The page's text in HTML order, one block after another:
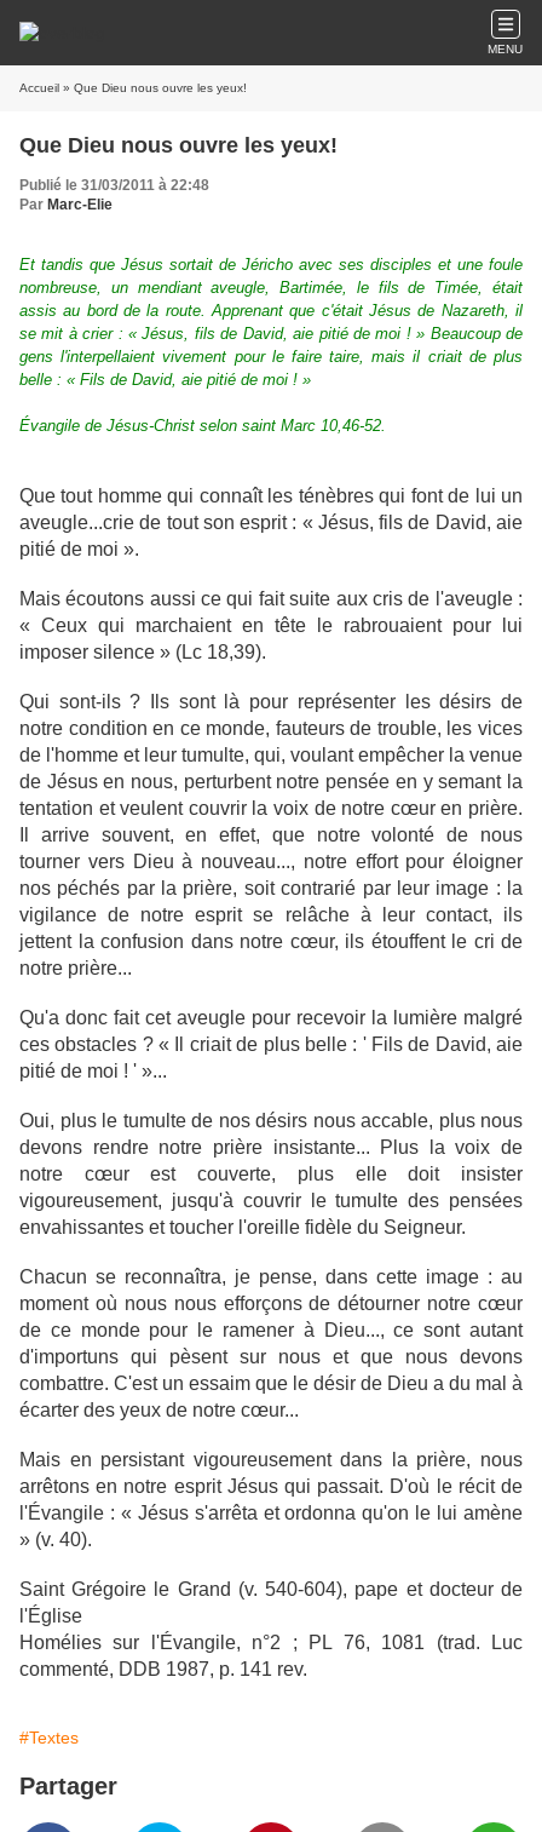
MENU
Accueil » Que Dieu nous ouvre les yeux!
Que Dieu nous ouvre les yeux!
Publié le 31/03/2011 à 22:48
Par Marc-Elie
Et tandis que Jésus sortait de Jéricho avec ses disciples et une foule
nombreuse, un mendiant aveugle, Bartimée, le fils de Timée, était
assis au bord de la route. Apprenant que c'était Jésus de Nazareth, il
se mit à crier : « Jésus, fils de David, aie pitié de moi ! » Beaucoup de
gens l'interpellaient vivement pour le faire taire, mais il criait de plus
belle : « Fils de David, aie pitié de moi ! »
Évangile de Jésus-Christ selon saint Marc 10,46-52.
Que tout homme qui connaît les ténèbres qui font de lui un
aveugle...crie de tout son esprit : « Jésus, fils de David, aie
pitié de moi ».
Mais écoutons aussi ce qui fait suite aux cris de l'aveugle :
« Ceux qui marchaient en tête le rabrouaient pour lui
imposer silence » (Lc 18,39).
Qui sont-ils ? Ils sont là pour représenter les désirs de
notre condition en ce monde, fauteurs de trouble, les vices
de l'homme et leur tumulte, qui, voulant empêcher la venue
de Jésus en nous, perturbent notre pensée en y semant la
tentation et veulent couvrir la voix de notre cœur en prière.
Il arrive souvent, en effet, que notre volonté de nous
tourner vers Dieu à nouveau..., notre effort pour éloigner
nos péchés par la prière, soit contrarié par leur image : la
vigilance de notre esprit se relâche à leur contact, ils
jettent la confusion dans notre cœur, ils étouffent le cri de
notre prière...
Qu'a donc fait cet aveugle pour recevoir la lumière malgré
ces obstacles ? « Il criait de plus belle : ' Fils de David, aie
pitié de moi ! ' »...
Oui, plus le tumulte de nos désirs nous accable, plus nous
devons rendre notre prière insistante... Plus la voix de
notre cœur est couverte, plus elle doit insister
vigoureusement, jusqu'à couvrir le tumulte des pensées
envahissantes et toucher l'oreille fidèle du Seigneur.
Chacun se reconnaîtra, je pense, dans cette image : au
moment où nous nous efforçons de détourner notre cœur
de ce monde pour le ramener à Dieu..., ce sont autant
d'importuns qui pèsent sur nous et que nous devons
combattre. C'est un essaim que le désir de Dieu a du mal à
écarter des yeux de notre cœur...
Mais en persistant vigoureusement dans la prière, nous
arrêtons en notre esprit Jésus qui passait. D'où le récit de
l'Évangile : « Jésus s'arrêta et ordonna qu'on le lui amène
» (v. 40).
Saint Grégoire le Grand (v. 540-604), pape et docteur de
l'Église
Homélies sur l'Évangile, n°2 ; PL 76, 1081 (trad. Luc
commenté, DDB 1987, p. 141 rev.
#Textes
Partager